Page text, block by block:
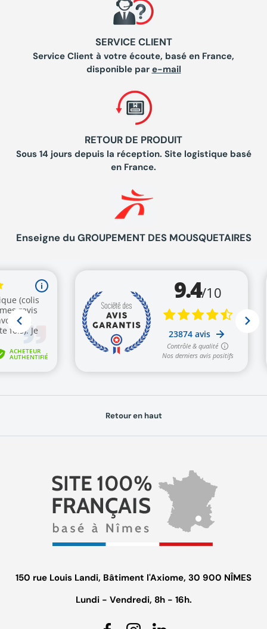
SERVICE CLIENT
Service Client à votre écoute, basé en France,
disponible par e-mail
RETOUR DE PRODUIT
Sous 14 jours depuis la réception. Site logistique basé
en France.
Enseigne du GROUPEMENT DES MOUSQUETAIRES
Retour en haut
150 rue Louis Landi, Bâtiment l'Axiome, 30 900 NÎMES
Lundi - Vendredi, 8h - 16h.